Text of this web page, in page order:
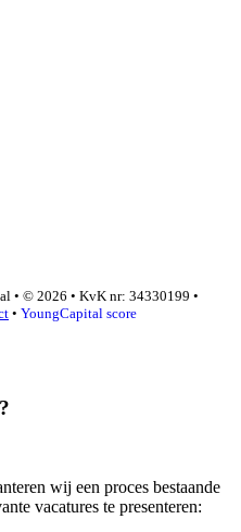
• © 2026 • KvK nr: 34330199 •
• YoungCapital score
wij een proces bestaande
vacatures te presenteren: